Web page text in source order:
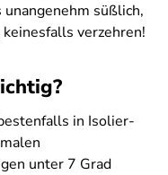
süßlich,
verzehren!
in Isolier-
unter 7 Grad